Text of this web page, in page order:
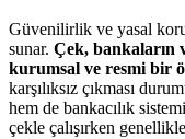
Güvenilirlik ve yasal
sunar. Çek, bankaların
kurumsal ve resmi bir
karşılıksız çıkması
hem de bankacılık
çekle çalışırken